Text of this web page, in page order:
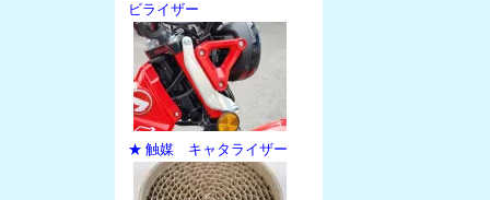
ビライザー
★ 触媒 キャタライザー